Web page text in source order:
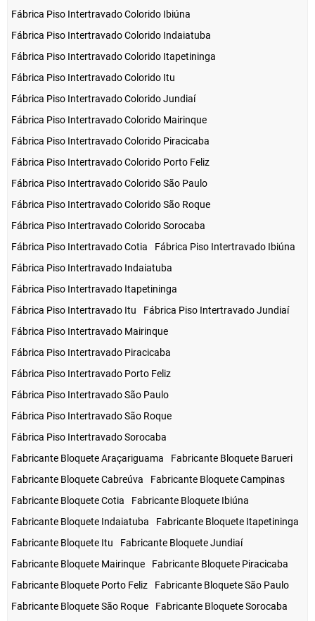
Fábrica Piso Intertravado Colorido Ibiúna
Fábrica Piso Intertravado Colorido Indaiatuba
Fábrica Piso Intertravado Colorido Itapetininga
Fábrica Piso Intertravado Colorido Itu
Fábrica Piso Intertravado Colorido Jundiaí
Fábrica Piso Intertravado Colorido Mairinque
Fábrica Piso Intertravado Colorido Piracicaba
Fábrica Piso Intertravado Colorido Porto Feliz
Fábrica Piso Intertravado Colorido São Paulo
Fábrica Piso Intertravado Colorido São Roque
Fábrica Piso Intertravado Colorido Sorocaba
Fábrica Piso Intertravado Cotia
Fábrica Piso Intertravado Ibiúna
Fábrica Piso Intertravado Indaiatuba
Fábrica Piso Intertravado Itapetininga
Fábrica Piso Intertravado Itu
Fábrica Piso Intertravado Jundiaí
Fábrica Piso Intertravado Mairinque
Fábrica Piso Intertravado Piracicaba
Fábrica Piso Intertravado Porto Feliz
Fábrica Piso Intertravado São Paulo
Fábrica Piso Intertravado São Roque
Fábrica Piso Intertravado Sorocaba
Fabricante Bloquete Araçariguama
Fabricante Bloquete Barueri
Fabricante Bloquete Cabreúva
Fabricante Bloquete Campinas
Fabricante Bloquete Cotia
Fabricante Bloquete Ibiúna
Fabricante Bloquete Indaiatuba
Fabricante Bloquete Itapetininga
Fabricante Bloquete Itu
Fabricante Bloquete Jundiaí
Fabricante Bloquete Mairinque
Fabricante Bloquete Piracicaba
Fabricante Bloquete Porto Feliz
Fabricante Bloquete São Paulo
Fabricante Bloquete São Roque
Fabricante Bloquete Sorocaba